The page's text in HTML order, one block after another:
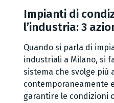
Impianti di
l’industria: 3
Quando si parla di
industriali a Milano, si
sistema che svolge più
contemporaneamente
garantire le condizioni